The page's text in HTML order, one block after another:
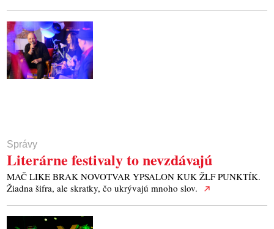
Správy
Literárne festivaly to nevzdávajú
MAČ LIKE BRAK NOVOTVAR YPSALON KUK ŽLF PUNKTÍK.
Žiadna šifra, ale skratky, čo ukrývajú mnoho slov.